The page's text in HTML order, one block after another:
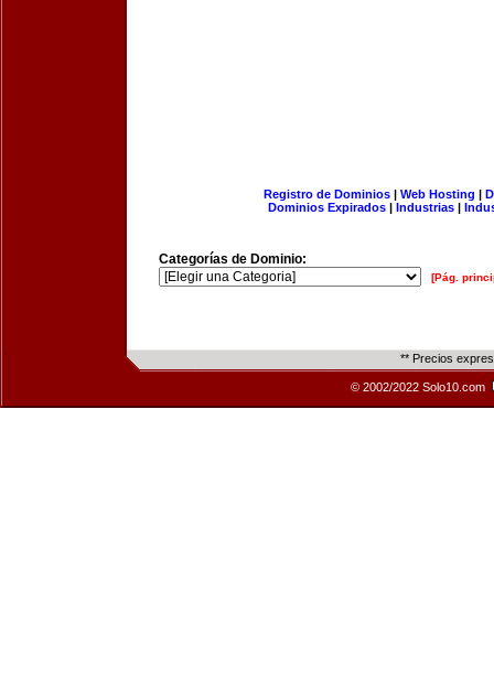
Registro de Dominios| Web Hosting |
Dominios Expirados | Industrias |
Categorías de Dominio:
[Pág.
** Precios
© 2002/2022 Solo10.com